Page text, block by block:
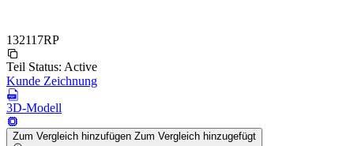
132117RP
Teil Status: Active
Kunde Zeichnung
3D-Modell
Zum Vergleich hinzufügen Zum Vergleich hinzugefügt